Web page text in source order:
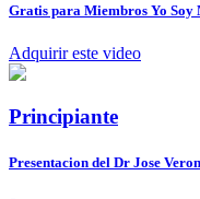
Gratis para Miembros Yo Soy
Adquirir este video
Principiante
Presentacion del Dr Jose